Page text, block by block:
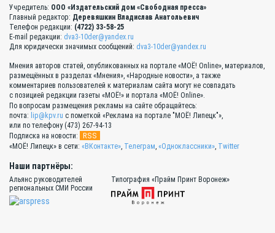
Учредитель: ООО «Издательский дом «Свободная пресса»
Главный редактор: Деревяшкин Владислав Анатольевич
Телефон редакции: (4722) 33-58-25
E-mail редакции: dva3-10der@yandex.ru
Для юридически значимых сообщений: dva3-10der@yandex.ru
Мнения авторов статей, опубликованных на портале «МОЁ! Online», материалов,
размещённых в разделах «Мнения», «Народные новости», а также
комментариев пользователей к материалам сайта могут не совпадать
с позицией редакции газеты «МОЁ!» и портала «МОЁ! Online».
По вопросам размещения рекламы на сайте обращайтесь:
почта: lip@kpv.ru с пометкой «Реклама на портале "МОЁ! Липецк"»,
или по телефону (473) 267-94-13
Подписка на новости:
RSS
«МОЁ! Липецк» в сети: «ВКонтакте», Телеграм, «Одноклассники», Twitter
Наши партнёры:
Альянс руководителей
региональных СМИ России
Типография «Прайм Принт Воронеж»